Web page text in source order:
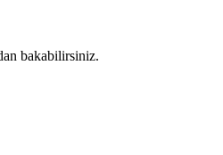
bakabilirsiniz.